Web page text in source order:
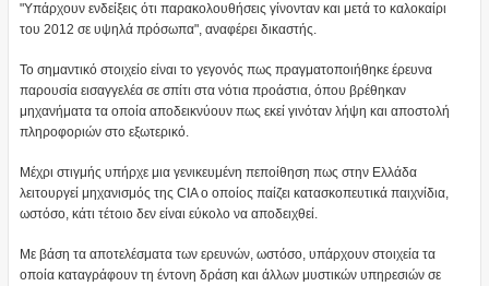
"Υπάρχουν ενδείξεις ότι παρακολουθήσεις γίνονταν και μετά το καλοκαίρι
του 2012 σε υψηλά πρόσωπα", αναφέρει δικαστής.
Το σημαντικό στοιχείο είναι το γεγονός πως πραγματοποιήθηκε έρευνα
παρουσία εισαγγελέα σε σπίτι στα νότια προάστια, όπου βρέθηκαν
μηχανήματα τα οποία αποδεικνύουν πως εκεί γινόταν λήψη και αποστολή
πληροφοριών στο εξωτερικό.
Μέχρι στιγμής υπήρχε μια γενικευμένη πεποίθηση πως στην Ελλάδα
λειτουργεί μηχανισμός της CIA ο οποίος παίζει κατασκοπευτικά παιχνίδια,
ωστόσο, κάτι τέτοιο δεν είναι εύκολο να αποδειχθεί.
Με βάση τα αποτελέσματα των ερευνών, ωστόσο, υπάρχουν στοιχεία τα
οποία καταγράφουν τη έντονη δράση και άλλων μυστικών υπηρεσιών σε